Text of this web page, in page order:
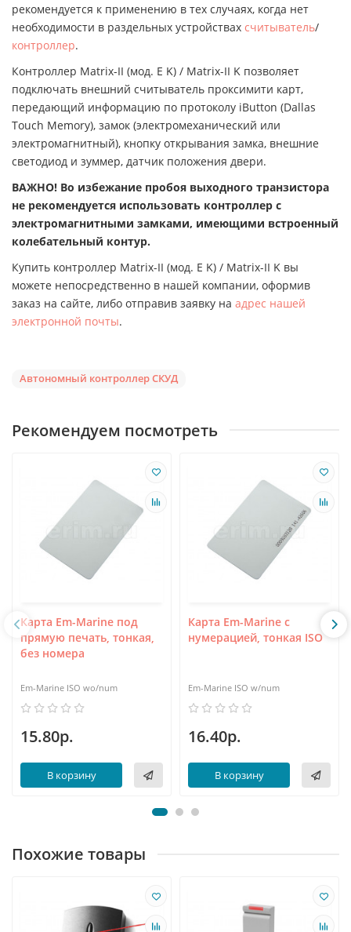
рекомендуется к применению в тех случаях, когда нет
необходимости в раздельных устройствах считыватель/
контроллер.
Контроллер Matrix-II (мод. E K) / Matrix-II K позволяет
подключать внешний считыватель проксимити карт,
передающий информацию по протоколу iButton (Dallas
Touch Memory), замок (электромеханический или
электромагнитный), кнопку открывания замка, внешние
светодиод и зуммер, датчик положения двери.
ВАЖНО! Во избежание пробоя выходного транзистора
не рекомендуется использовать контроллер с
электромагнитными замками, имеющими встроенный
колебательный контур.
Купить контроллер Matrix-II (мод. E K) / Matrix-II K вы
можете непосредственно в нашей компании, оформив
заказ на сайте, либо отправив заявку на адрес нашей
электронной почты.
Автономный контроллер СКУД
Рекомендуем посмотреть
Карта Em-Marine под
прямую печать, тонкая,
без номера
Em-Marine ISO wo/num
15.80р.
В корзину
Карта Em-Marine с
нумерацией, тонкая ISO
Em-Marine ISO w/num
16.40р.
В корзину
Похожие товары